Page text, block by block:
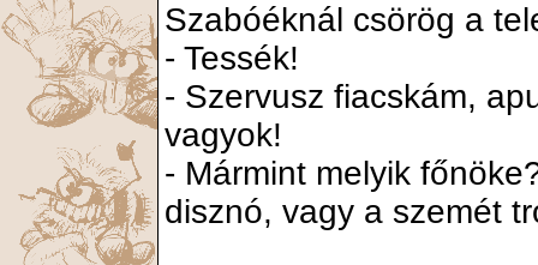
Szabóéknál csörög a
- Tessék!
- Szervusz fiacskám,
vagyok!
- Mármint melyik
disznó, vagy a szemét